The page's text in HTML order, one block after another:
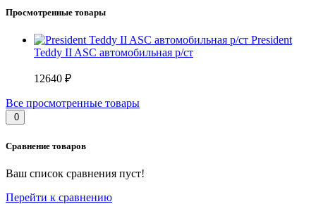
Просмотренные товары
President
Teddy II ASC автомобильная р/ст
12640 ₽
Все просмотренные товары
0
Сравнение товаров
Ваш список сравнения пуст!
Перейти к сравнению